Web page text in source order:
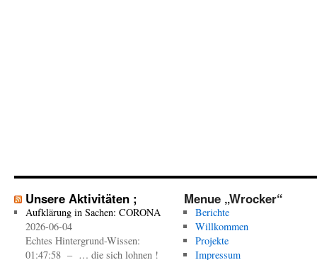
Unsere Aktivitäten ;
Aufklärung in Sachen: CORONA
2026-06-04
Echtes Hintergrund-Wissen:
01:47:58 – … die sich lohnen !
Menue „Wrocker“
Berichte
Willkommen
Projekte
Impressum